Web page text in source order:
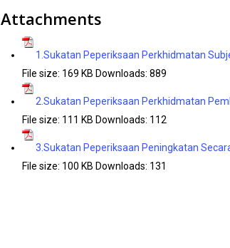
Attachments
1.Sukatan Peperiksaan Perkhidmatan
File size: 169 KB Downloads: 889
2.Sukatan Peperiksaan Perkhidmatan
File size: 111 KB Downloads: 112
3.Sukatan Peperiksaan Peningkatan
File size: 100 KB Downloads: 131